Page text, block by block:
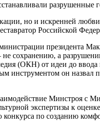
разрушенные
но и искренней
Российской
президента
не сохранению, а
(ОКН) от идеи до
он назвал
Минстроя с
экспертизы к
по созданию